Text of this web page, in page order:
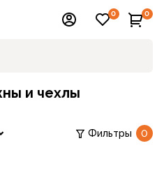
0 0
и чехлы
Фильтры 0